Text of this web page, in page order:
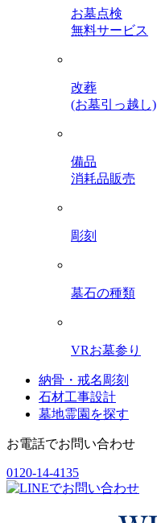
お墓点検
無料サービス
改葬
(お墓引っ越し)
備品
消耗品販売
彫刻
墓石の種類
VRお墓参り
納骨・戒名彫刻
石材工事設計
墓地霊園を探す
お電話でお問い合わせ
0120-14-4135